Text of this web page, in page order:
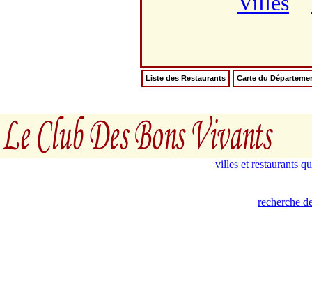
Liste des Restaurants Carte du
villes et restaurants
recherche